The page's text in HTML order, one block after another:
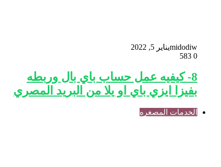
midodiwيناير 5, 2022
0
8- كيفيه عمل حساب باي بال وربطه
بفيزا ايزي باي او يلا من البريد المصري
الخدمات المصغره